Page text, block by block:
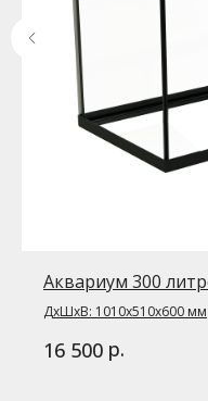
Аквариум 300
ДxШxВ: 1010x510x600 мм
16 500 р.